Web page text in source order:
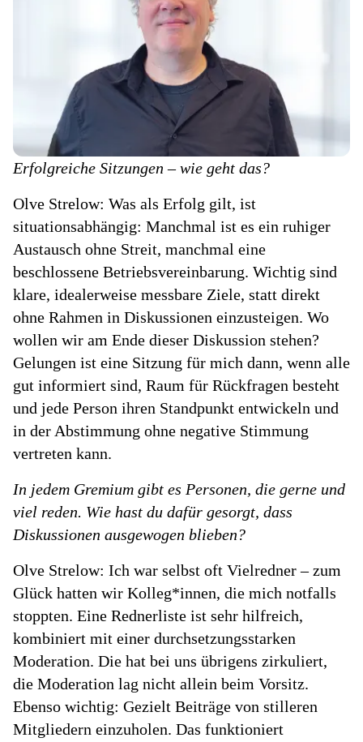
Erfolgreiche Sitzungen – wie geht das?
Olve Strelow: Was als Erfolg gilt, ist
situationsabhängig: Manchmal ist es ein ruhiger
Austausch ohne Streit, manchmal eine
beschlossene Betriebsvereinbarung. Wichtig sind
klare, idealerweise messbare Ziele, statt direkt
ohne Rahmen in Diskussionen einzusteigen. Wo
wollen wir am Ende dieser Diskussion stehen?
Gelungen ist eine Sitzung für mich dann, wenn alle
gut informiert sind, Raum für Rückfragen besteht
und jede Person ihren Standpunkt entwickeln und
in der Abstimmung ohne negative Stimmung
vertreten kann.
In jedem Gremium gibt es Personen, die gerne und
viel reden. Wie hast du dafür gesorgt, dass
Diskussionen ausgewogen blieben?
Olve Strelow: Ich war selbst oft Vielredner – zum
Glück hatten wir Kolleg*innen, die mich notfalls
stoppten. Eine Rednerliste ist sehr hilfreich,
kombiniert mit einer durchsetzungsstarken
Moderation. Die hat bei uns übrigens zirkuliert,
die Moderation lag nicht allein beim Vorsitz.
Ebenso wichtig: Gezielt Beiträge von stilleren
Mitgliedern einzuholen. Das funktioniert